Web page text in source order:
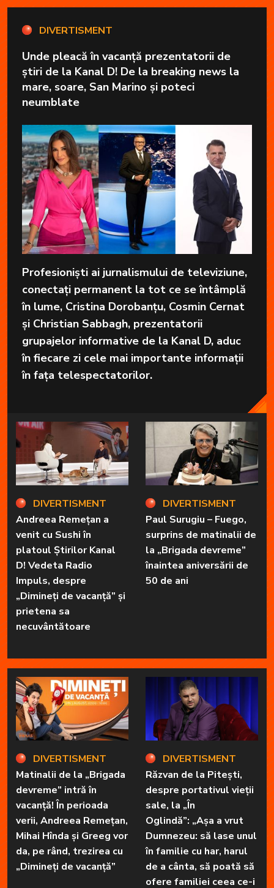
DIVERTISMENT
Unde pleacă în vacanță prezentatorii de
știri de la Kanal D! De la breaking news la
mare, soare, San Marino și poteci
neumblate
Profesioniști ai jurnalismului de televiziune,
conectați permanent la tot ce se întâmplă
în lume, Cristina Dorobanțu, Cosmin Cernat
și Christian Sabbagh, prezentatorii
grupajelor informative de la Kanal D, aduc
în fiecare zi cele mai importante informații
în fața telespectatorilor.
DIVERTISMENT
Andreea Remețan a
venit cu Sushi în
platoul Știrilor Kanal
D! Vedeta Radio
Impuls, despre
„Dimineți de vacanță” și
prietena sa
necuvântătoare
DIVERTISMENT
Matinalii de la „Brigada
devreme” intră în
vacanță! În perioada
verii, Andreea Remețan,
Mihai Hînda și Greeg vor
da, pe rând, trezirea cu
„Dimineți de vacanță”
DIVERTISMENT
Paul Surugiu – Fuego,
surprins de matinalii de
la „Brigada devreme”
înaintea aniversării de
50 de ani
DIVERTISMENT
Răzvan de la Pitești,
despre portativul vieții
sale, la „În
Oglindă”: „Așa a vrut
Dumnezeu: să lase unul
în familie cu har, harul
de a cânta, să poată să
ofere familiei ceea ce-i